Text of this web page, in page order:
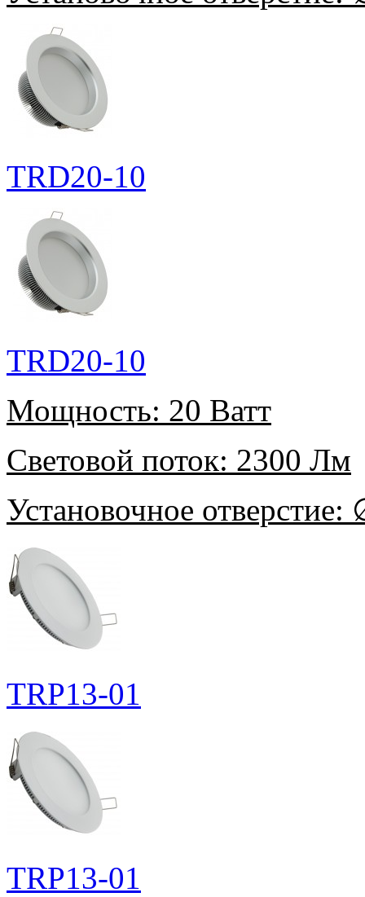
TRD20-10
TRD20-10
Мощность: 20 Ватт
Световой поток: 2300 Лм
Установочное отверстие:
TRP13-01
TRP13-01